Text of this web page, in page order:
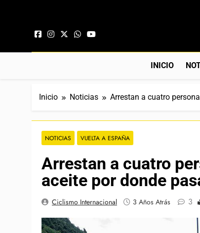
INICIO
Inicio Noticias Arrestan a cuatro
NOTICIAS VUELTA A ESPAÑA
Arrestan a cuatro
aceite por donde
Ciclismo Internacional 3 Años Atrás 3